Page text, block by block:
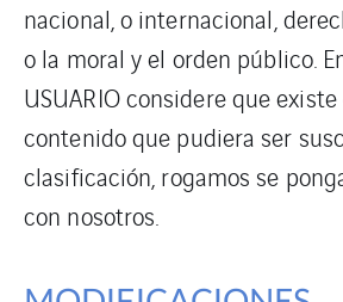
nacional, o internacional,
o la moral y el orden público.
USUARIO considere que
contenido que pudiera ser
clasificación, rogamos se
con nosotros.